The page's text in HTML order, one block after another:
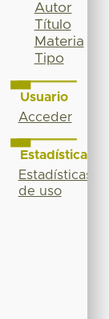
Autor
Título
Materia
Tipo
Usuario
Acceder
Estadísticas
Estadísticas
de uso